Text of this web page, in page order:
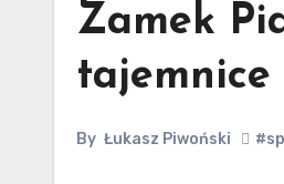
Zamek
By Łukasz Piwoński